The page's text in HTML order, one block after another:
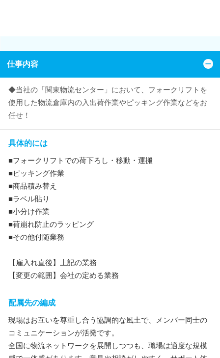
仕事内容
◆当社の「関東物流センター」において、フォークリフトを
使用した物流倉庫内の入出荷作業やピッキング作業などをお
任せ！
具体的には
■フォークリフトでの荷下ろし・移動・運搬
■ピッキング作業
■商品積み替え
■ラベル貼り
■小分け作業
■荷崩れ防止のラッピング
■その他付随業務
【雇入れ直後】上記の業務
【変更の範囲】会社の定める業務
配属先の編成
現場はお互いを尊重し合う協調的な風土で、メンバー同士の
コミュニケーションが活発です。
全国に物流ネットワークを展開しつつも、職場は適度な規模